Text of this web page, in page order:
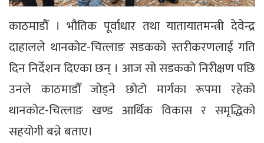
काठमाडौँ । भौतिक पूर्वाधार तथा यातायातमन्त्री देवेन्द्र
दाहालले थानकोट-चित्लाङ सडकको स्तरीकरणलाई गति
दिन निर्देशन दिएका छन् । आज सो सडकको निरीक्षण पछि
उनले काठमाडौँ जोड्ने छोटो मार्गका रूपमा रहेको
थानकोट-चित्लाङ खण्ड आर्थिक विकास र समृद्धिको
सहयोगी बन्ने बताए।